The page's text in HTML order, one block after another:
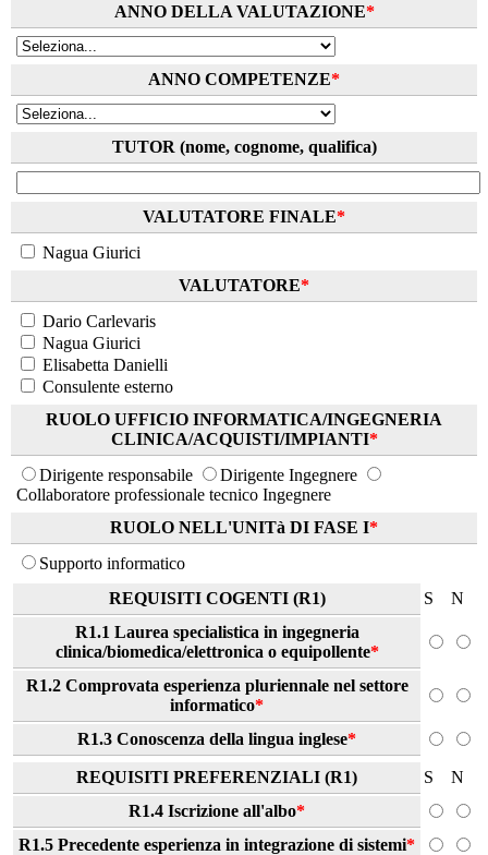
ANNO DELLA VALUTAZIONE*
ANNO COMPETENZE*
TUTOR (nome, cognome, qualifica)
VALUTATORE FINALE*
Nagua Giurici
VALUTATORE*
Dario Carlevaris
Nagua Giurici
Elisabetta Danielli
Consulente esterno
RUOLO UFFICIO INFORMATICA/INGEGNERIA
CLINICA/ACQUISTI/IMPIANTI*
Dirigente responsabile
Dirigente Ingegnere
Collaboratore professionale tecnico Ingegnere
RUOLO NELL'UNITà DI FASE I*
Supporto informatico
REQUISITI COGENTI (R1)
S
N
R1.1 Laurea specialistica in ingegneria
clinica/biomedica/elettronica o equipollente*
R1.2 Comprovata esperienza pluriennale nel settore
informatico*
R1.3 Conoscenza della lingua inglese*
REQUISITI PREFERENZIALI (R1) S
N
R1.4 Iscrizione all'albo*
R1.5 Precedente esperienza in integrazione di sistemi*